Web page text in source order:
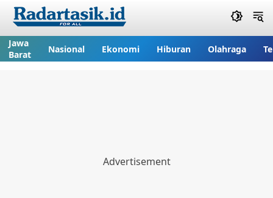
Jawa
Barat
Nasional Ekonomi Hiburan Olahraga